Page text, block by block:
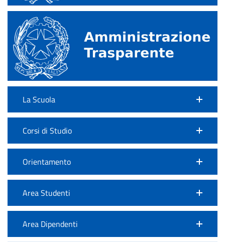
La Scuola
Corsi di Studio
Orientamento
Area Studenti
Area Dipendenti